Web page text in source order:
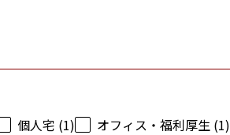
個人宅 (1) オフィス・福利厚生 (1)